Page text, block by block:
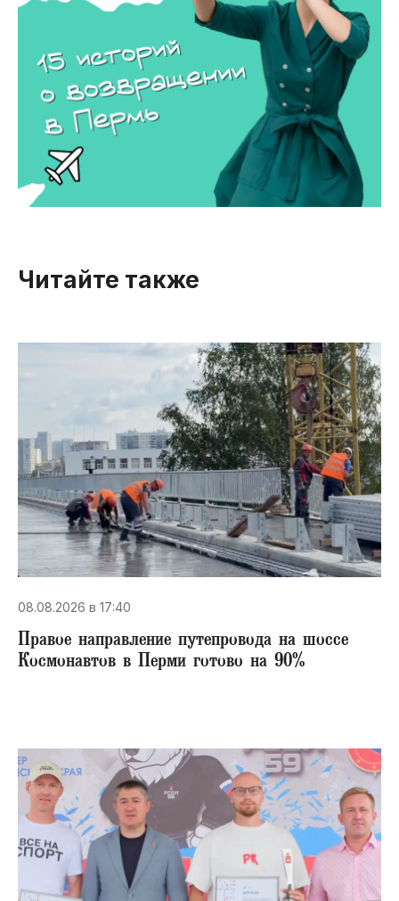
Читайте также
08.08.2026 в 17:40
Правое направление путепровода на шоссе
Космонавтов в Перми готово на 90%